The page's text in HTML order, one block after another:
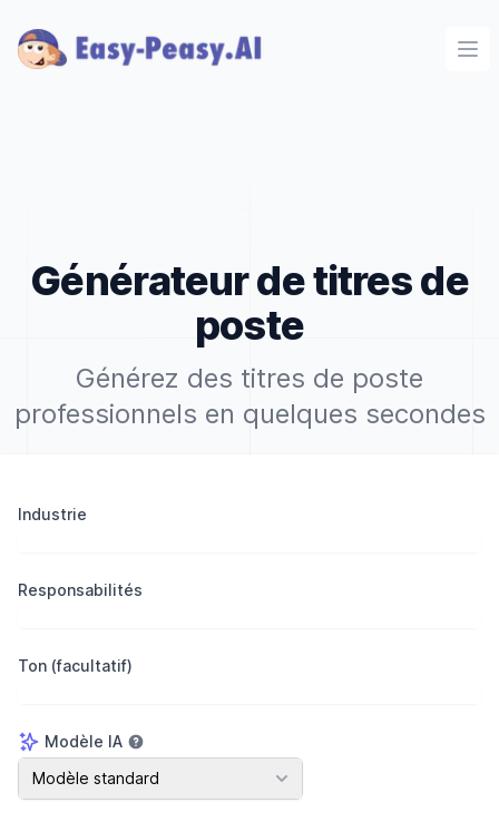
Générateur de titres de
poste
Générez des titres de poste
professionnels en quelques secondes
Industrie
Responsabilités
Ton (facultatif)
Modèle IA
Modèle IA
Modèle standard